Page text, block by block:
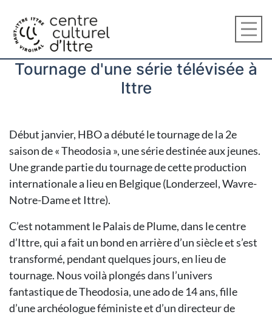
Tournage d'une série télévisée à
Ittre
Début janvier, HBO a débuté le tournage de la 2e
saison de « Theodosia », une série destinée aux jeunes.
Une grande partie du tournage de cette production
internationale a lieu en Belgique (Londerzeel, Wavre-
Notre-Dame et Ittre).
C’est notamment le Palais de Plume, dans le centre
d’Ittre, qui a fait un bond en arrière d’un siècle et s’est
transformé, pendant quelques jours, en lieu de
tournage. Nous voilà plongés dans l’univers
fantastique de Theodosia, une ado de 14 ans, fille
d’une archéologue féministe et d’un directeur de